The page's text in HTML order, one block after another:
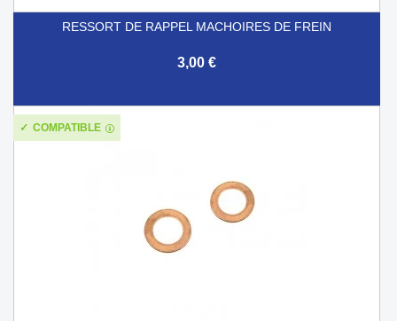
RESSORT DE RAPPEL MACHOIRES DE FREIN
3,00 €
COMPATIBLE